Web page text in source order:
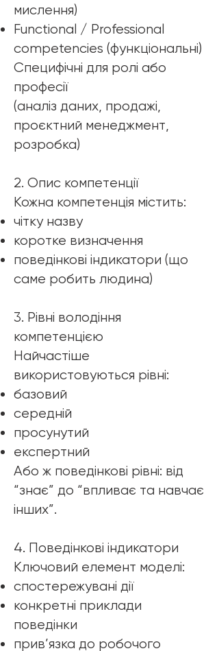
мислення)
Functional / Professional
competencies (функціональні)
Специфічні для ролі або
професії
(аналіз даних, продажі,
проєктний менеджмент,
розробка)
2. Опис компетенції
Кожна компетенція містить:
чітку назву
коротке визначення
поведінкові індикатори (що
саме робить людина)
3. Рівні володіння
компетенцією
Найчастіше
використовуються рівні:
базовий
середній
просунутий
експертний
Або ж поведінкові рівні: від
“знає” до “впливає та навчає
інших”.
4. Поведінкові індикатори
Ключовий елемент моделі:
спостережувані дії
конкретні приклади
поведінки
прив’язка до робочого